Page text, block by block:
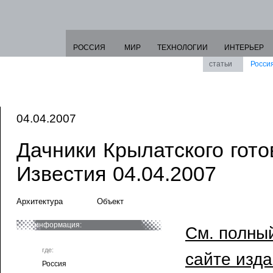
РОССИЯ МИР ТЕХНОЛОГИИ
ИНТЕРЬЕР
статьи
04.04.2007
Дачники Крылатского
Известия 04.04.2007
Архитектура Объект
информация:
где:
Россия
См.
сайте